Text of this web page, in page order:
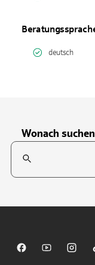
deutsch
Wonach
Suchfeld
Sparkasse auf
Sparkasse